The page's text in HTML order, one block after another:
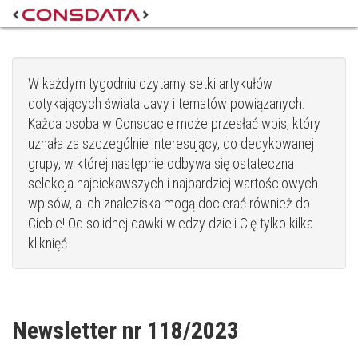
W każdym tygodniu czytamy setki artykułów
dotykających świata Javy i tematów powiązanych.
Każda osoba w Consdacie może przesłać wpis, który
uznała za szczególnie interesujący, do dedykowanej
grupy, w której następnie odbywa się ostateczna
selekcja najciekawszych i najbardziej wartościowych
wpisów, a ich znaleziska mogą docierać również do
Ciebie! Od solidnej dawki wiedzy dzieli Cię tylko kilka
kliknięć.
Newsletter nr 118/2023